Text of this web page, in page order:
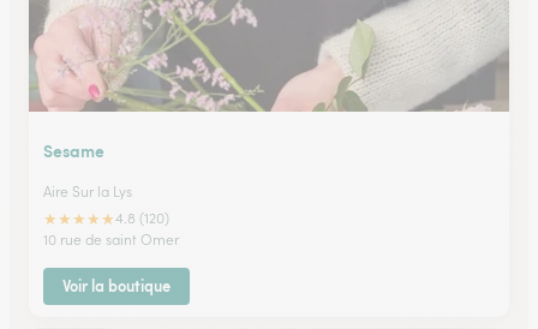
Sesame
Aire Sur la Lys
★★★★★4.8 (120)
10 rue de saint Omer
Voir la boutique